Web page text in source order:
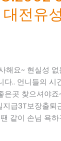
전유
해요~ 현실성
.. 언니들의 시
곳 찾으셔야
급3T보장출퇴
같이 손님 욕